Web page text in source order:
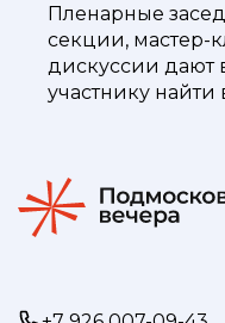
Пленарные
секции, мастер-
дискуссии дают
участнику